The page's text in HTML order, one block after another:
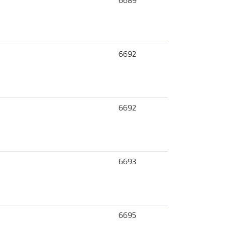
6692
6692
6693
6695